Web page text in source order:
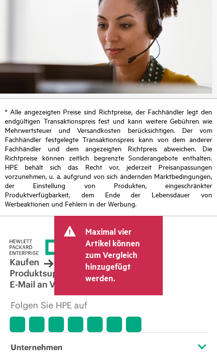
* Alle angezeigten Preise sind Richtpreise, der Fachhändler legt den
endgültigen Transaktionspreis fest und kann weitere Gebühren wie
Mehrwertsteuer und Versandkosten berücksichtigen. Der vom
Fachhändler festgelegte Transaktionspreis kann von dem anderer
Fachhändler und dem angezeigten Richtpreis abweichen. Die
Richtpreise können zeitlich begrenzte Sonderangebote enthalten.
HPE behält sich das Recht vor, jederzeit Preisanpassungen
vorzunehmen, u. a. aufgrund von sich ändernden Marktbedingungen,
der Einstellung von Produkten, eingeschränkter
Produktverfügbarkeit, dem Ende der Lebensdauer von
Werbeaktionen und Fehlern in der Werbung.
Maximal vier
Artikel können
zum Vergleich
hinzugefügt
werden.
Kaufen
Produktsupport
E-Mail an Vertrieb
Folgen Sie HPE auf
Unternehmen